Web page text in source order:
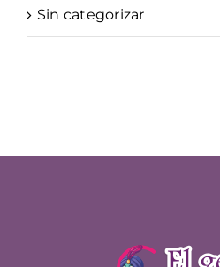
Sin categorizar